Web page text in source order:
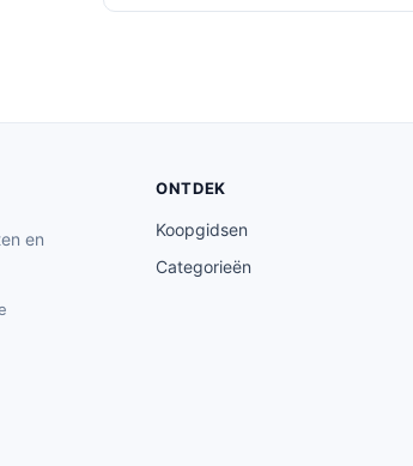
en
ONTDEK
Koopgidsen
Categorieën